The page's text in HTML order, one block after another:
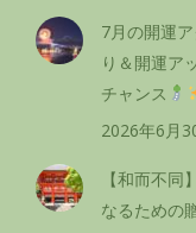
7月の開運
り＆開運ア
チャンス
2026年6月
【和而不
なるための